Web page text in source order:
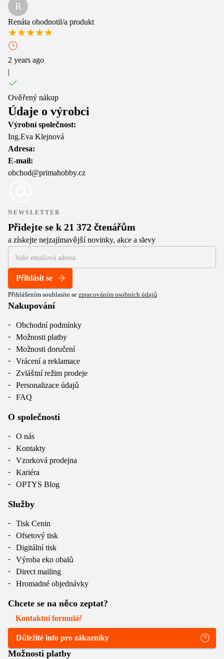
R
Renáta ohodnotil/a produkt
2 years ago
|
Ověřený nákup
Údaje o výrobci
Výrobní společnost:
Ing.Eva Klejnová
Adresa:
E-mail:
obchod@primahobby.cz
NEWSLETTER
Přidejte se k 21 372 čtenářům
a získejte nejzajímavější novinky, akce a slevy
Přihlásit se
Přihlášením souhlasíte se zpracováním osobních údajů
Nakupování
Obchodní podmínky
Možnosti platby
Možnosti doručení
Vrácení a reklamace
Zvláštní režim prodeje
Personalizace údajů
FAQ
O společnosti
O nás
Kontakty
Vzorková prodejna
Kariéra
OPTYS Blog
Služby
Tisk Cenin
Ofsetový tisk
Digitální tisk
Výroba eko obalů
Direct mailing
Hromadné objednávky
Chcete se na něco zeptat?
Kontaktní formulář
Důležité info pro zákazníky
Možnosti platby